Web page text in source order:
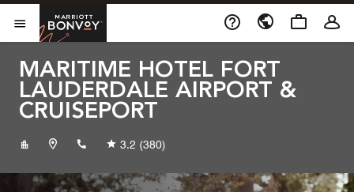
Skip to Content
Ouvrir le menu
Marriott Bonvoy
MARITIME HOTEL FORT
LAUDERDALE AIRPORT &
CRUISEPORT
+19545337846
3.2 (380)